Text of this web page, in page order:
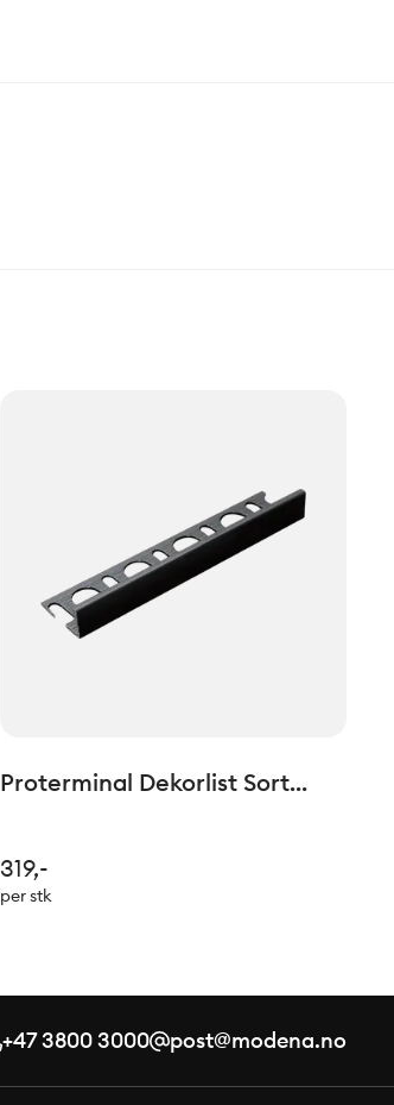
Proterminal Dekorlist Sort
319,-
per stk
+47 3800 3000 post@modena.no